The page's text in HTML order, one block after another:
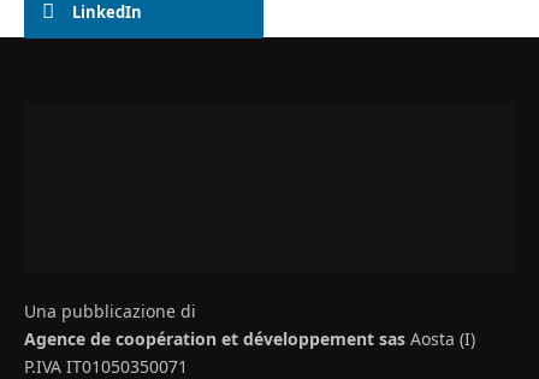
LinkedIn
Una pubblicazione di
Agence de coopération et développement sas Aosta (I)
P.IVA IT01050350071